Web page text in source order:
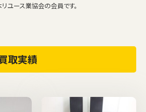
ユース業協会の会員です。
取実績